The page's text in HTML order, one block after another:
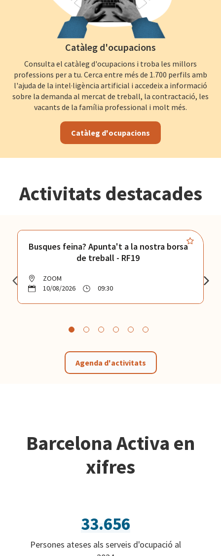
Catàleg d'ocupacions
Consulta el catàleg d'ocupacions i troba les millors
professions per a tu. Cerca entre més de 1.700 perfils amb
l'ajuda de la intel·ligència artificial i accedeix a informació
sobre la demanda al mercat de treball, la contractació, les
vacants de la família professional i molt més.
Catàleg d'ocupacions
Activitats destacades
Busques feina? Apunta't a la nostra borsa
de treball - RF19
ZOOM
10/08/2026
09:30
Agenda d'activitats
Barcelona Activa en
xifres
33.656
Persones ateses als serveis d'ocupació al